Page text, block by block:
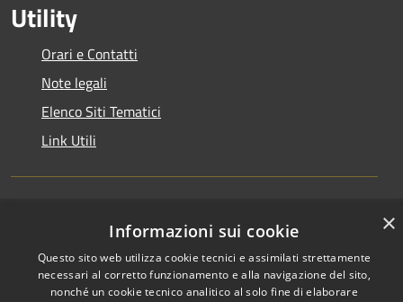
Utility
Orari e Contatti
Note legali
Elenco Siti Tematici
Link Utili
Accessibilità
Privacy
Cookie
Copyright © 2026 • Autorità di
Bacino del Lario e dei Laghi
Minori • Powered by
Municipium•Accesso
×
Informazioni sui cookie
Questo sito web utilizza cookie tecnici e assimilati strettamente
necessari al corretto funzionamento e alla navigazione del sito,
nonché un cookie tecnico analitico al solo fine di elaborare